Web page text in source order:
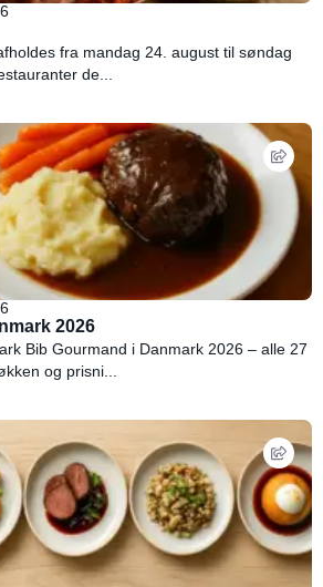
fra mandag 24. august til søndag
de...
2026
Bib Gourmand i Danmark 2026 – alle 27
og prisni...